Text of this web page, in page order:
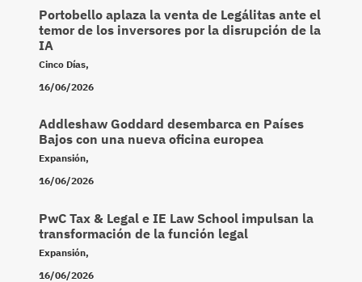
Portobello aplaza la venta de Legálitas ante el
temor de los inversores por la disrupción de la
IA
Cinco Días,
16/06/2026
Addleshaw Goddard desembarca en Países
Bajos con una nueva oficina europea
Expansión,
16/06/2026
PwC Tax & Legal e IE Law School impulsan la
transformación de la función legal
Expansión,
16/06/2026